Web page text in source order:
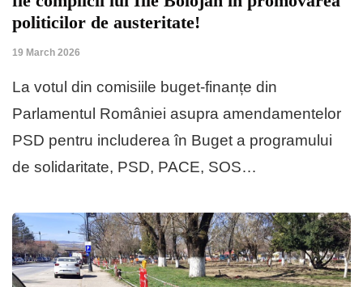
politicilor de austeritate!
19 March 2026
La votul din comisiile buget-finanțe din
Parlamentul României asupra amendamentelor
PSD pentru includerea în Buget a programului
de solidaritate, PSD, PACE, SOS…